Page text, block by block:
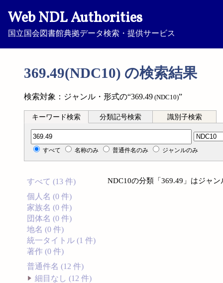
Web NDL Authorities
国立国会図書館典拠データ検索・提供サービス
369.49(NDC10) の検索結果
検索対象：ジャンル・形式の“369.49 (NDC10)”
キーワード検索 分類記号検索 識別子検索
分類記号検索
すべて 名称のみ 普通件名のみ ジャンルのみ
すべて (13 件)
個人名 (0 件)
家族名 (0 件)
団体名 (0 件)
地名 (0 件)
統一タイトル (1 件)
著作 (0 件)
普通件名 (12 件)
細目なし (12 件)
NDC10の分類「369.49」はジャ